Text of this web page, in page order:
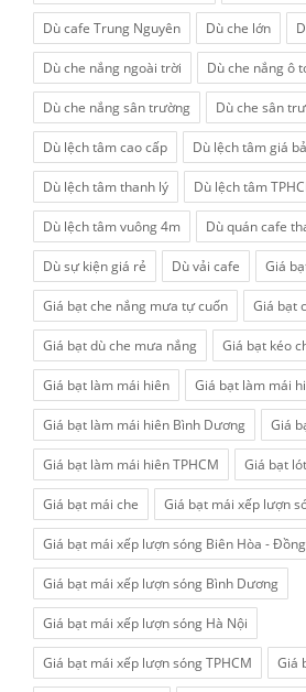
Dù cafe Trung Nguyên Dù che lớn
Dù che nắng ngoài trời Dù che nắng ô
Dù che nắng sân trường Dù che sân
Dù lệch tâm cao cấp Dù lệch tâm giá
Dù lệch tâm thanh lý Dù lệch tâm
Dù lệch tâm vuông 4m Dù quán cafe
Dù sự kiện giá rẻ Dù vải cafe Giá
Giá bạt che nắng mưa tự cuốn Giá bạt
Giá bạt dù che mưa nắng Giá bạt kéo
Giá bạt làm mái hiên Giá bạt làm mái
Giá bạt làm mái hiên Bình Dương Giá
Giá bạt làm mái hiên TPHCM Giá bạt
Giá bạt mái che Giá bạt mái xếp lượn
Giá bạt mái xếp lượn sóng Biên Hòa -
Giá bạt mái xếp lượn sóng Bình Dương
Giá bạt mái xếp lượn sóng Hà Nội
Giá bạt mái xếp lượn sóng TPHCM Giá